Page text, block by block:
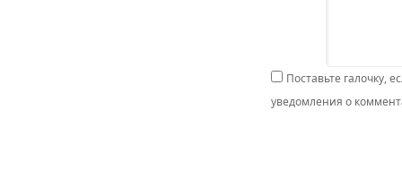
Поставьте галочку,
уведомления о